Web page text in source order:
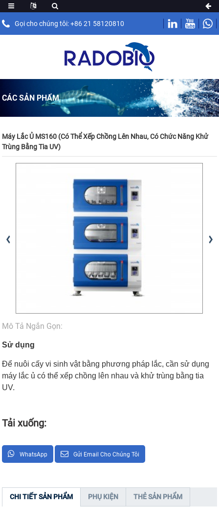
Gọi cho chúng tôi: +86 21 58120810
CÁC SẢN PHẨM
Máy Lắc Ủ MS160 (có Thể Xếp Chồng Lên Nhau, Có Chức Năng Khử
Trùng Bằng Tia UV)
Mô Tả Ngắn Gọn:
Sử dụng
Để nuôi cấy vi sinh vật bằng phương pháp lắc, cần sử dụng
máy lắc ủ có thể xếp chồng lên nhau và khử trùng bằng tia
UV.
Tải xuống:
WhatsApp Gửi Email Cho Chúng Tôi
CHI TIẾT SẢN PHẨM PHỤ KIỆN THẺ SẢN PHẨM